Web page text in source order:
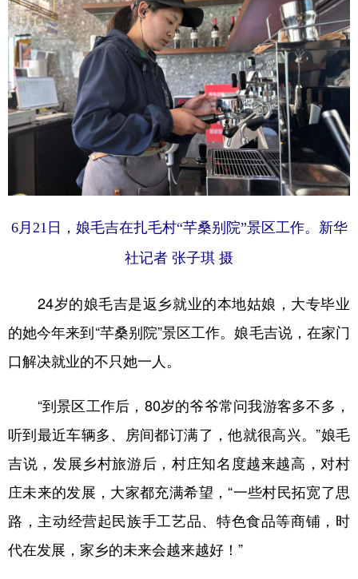
6月21日，娘毛吉在扎毛村“芊桑别院”景区工作。新华
社记者 张子琪 摄
24岁的娘毛吉是返乡就业的本地姑娘，大专毕业
的她今年来到“芊桑别院”景区工作。娘毛吉说，在家门
口解决就业的不只她一人。
“到景区工作后，80岁的爷爷常问我游客多不多，
听到最近车辆多、房间都订满了，他就很高兴。”娘毛
吉说，发展乡村旅游后，村庄知名度越来越高，对村
庄未来的发展，大家都充满希望，“一些村民拓宽了思
路，主动经营起民族手工艺品、特色食品等商铺，时
代在发展，家乡的未来会越来越好！”